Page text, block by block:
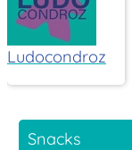
Ludocondroz
Snacks